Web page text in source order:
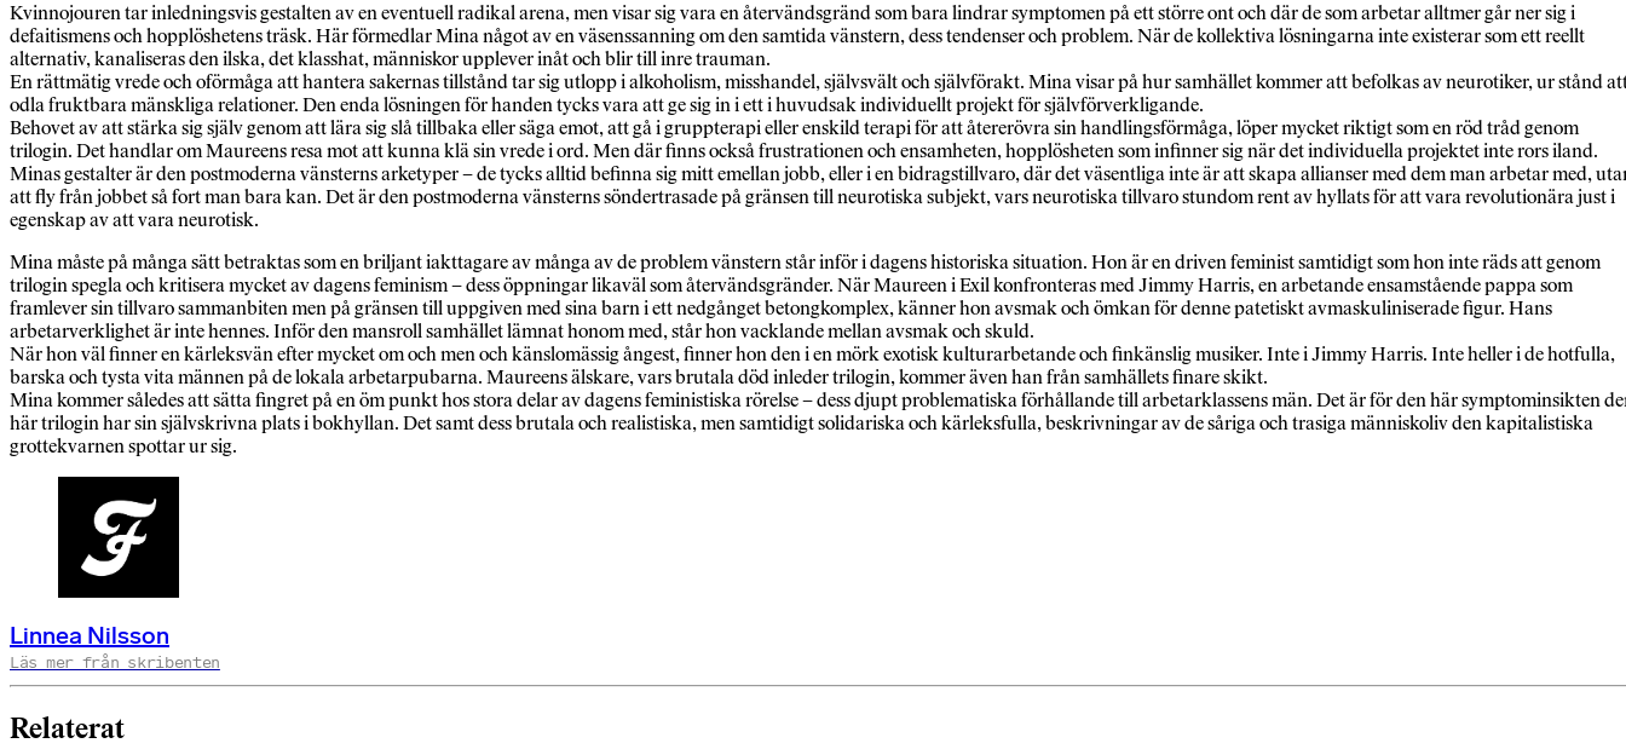
Kvinnojouren tar inledningsvis gestalten av en eventuell radikal arena, men visar sig vara en återvändsgränd som bara lindrar symptomen på ett större ont och där de som arbetar alltmer går ner sig i
defaitismens och hopplöshetens träsk. Här förmedlar Mina något av en väsenssanning om den samtida vänstern, dess tendenser och problem. När de kollektiva lösningarna inte existerar som ett reellt
alternativ, kanaliseras den ilska, det klasshat, människor upplever inåt och blir till inre trauman.
En rättmätig vrede och oförmåga att hantera sakernas tillstånd tar sig utlopp i alkoholism, misshandel, självsvält och självförakt. Mina visar på hur samhället kommer att befolkas av neurotiker, ur stånd
odla fruktbara mänskliga relationer. Den enda lösningen för handen tycks vara att ge sig in i ett i huvudsak individuellt projekt för självförverkligande.
Behovet av att stärka sig själv genom att lära sig slå tillbaka eller säga emot, att gå i gruppterapi eller enskild terapi för att återerövra sin handlingsförmåga, löper mycket riktigt som en röd tråd genom
trilogin. Det handlar om Maureens resa mot att kunna klä sin vrede i ord. Men där finns också frustrationen och ensamheten, hopplösheten som infinner sig när det individuella projektet inte rors iland.
Minas gestalter är den postmoderna vänsterns arketyper – de tycks alltid befinna sig mitt emellan jobb, eller i en bidragstillvaro, där det väsentliga inte är att skapa allianser med dem man arbetar med,
att fly från jobbet så fort man bara kan. Det är den postmoderna vänsterns söndertrasade på gränsen till neurotiska subjekt, vars neurotiska tillvaro stundom rent av hyllats för att vara revolutionära just i
egenskap av att vara neurotisk.
Mina måste på många sätt betraktas som en briljant iakttagare av många av de problem vänstern står inför i dagens historiska situation. Hon är en driven feminist samtidigt som hon inte räds att genom
trilogin spegla och kritisera mycket av dagens feminism – dess öppningar likaväl som återvändsgränder. När Maureen i Exil konfronteras med Jimmy Harris, en arbetande ensamstående pappa som
framlever sin tillvaro sammanbiten men på gränsen till uppgiven med sina barn i ett nedgånget betongkomplex, känner hon avsmak och ömkan för denne patetiskt avmaskuliniserade figur. Hans
arbetarverklighet är inte hennes. Inför den mansroll samhället lämnat honom med, står hon vacklande mellan avsmak och skuld.
När hon väl finner en kärleksvän efter mycket om och men och känslomässig ångest, finner hon den i en mörk exotisk kulturarbetande och finkänslig musiker. Inte i Jimmy Harris. Inte heller i de hotfulla,
barska och tysta vita männen på de lokala arbetarpubarna. Maureens älskare, vars brutala död inleder trilogin, kommer även han från samhällets finare skikt.
Mina kommer således att sätta fingret på en öm punkt hos stora delar av dagens feministiska rörelse – dess djupt problematiska förhållande till arbetarklassens män. Det är för den här symptominsikten
här trilogin har sin självskrivna plats i bokhyllan. Det samt dess brutala och realistiska, men samtidigt solidariska och kärleksfulla, beskrivningar av de såriga och trasiga människoliv den kapitalistiska
grottekvarnen spottar ur sig.
Linnea Nilsson
Läs mer från skribenten
Relaterat